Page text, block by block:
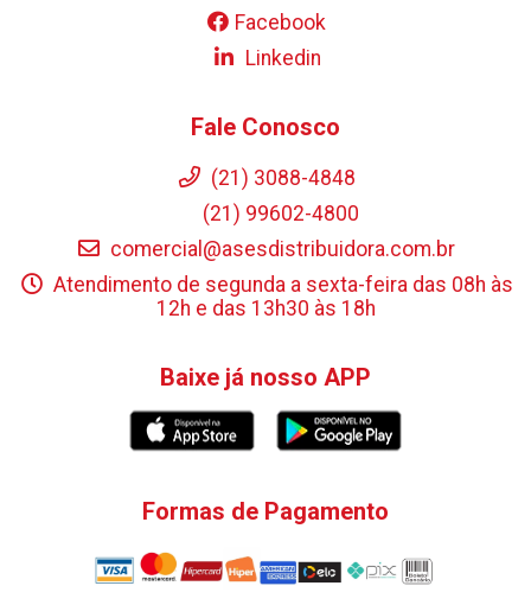
Facebook
Linkedin
Fale Conosco
(21) 3088-4848
(21) 99602-4800
comercial@asesdistribuidora.com.br
Atendimento de segunda a sexta-feira das 08h às
12h e das 13h30 às 18h
Baixe já nosso APP
Formas de Pagamento